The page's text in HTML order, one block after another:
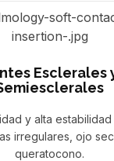
Esclerales
y alta estabilidad
irregulares, ojo
queratocono.